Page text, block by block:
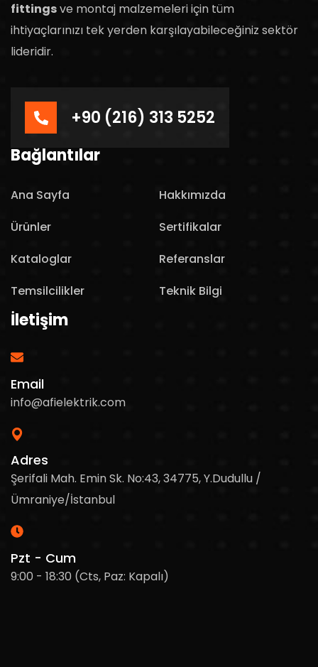
fittingsve montaj malzemeleri için tüm
ihtiyaçlarınızı tek yerden karşılayabileceğiniz sektör
lideridir.
+90 (216) 313 5252
Bağlantılar
Ana Sayfa
Hakkımızda
Ürünler
Sertifikalar
Kataloglar
Referanslar
Temsilcilikler
Teknik Bilgi
İletişim
Email
info@afielektrik.com
Adres
Şerifali Mah. Emin Sk. No:43, 34775, Y.Dudullu /
Ümraniye/İstanbul
Pzt - Cum
9:00 - 18:30 (Cts, Paz: Kapalı)